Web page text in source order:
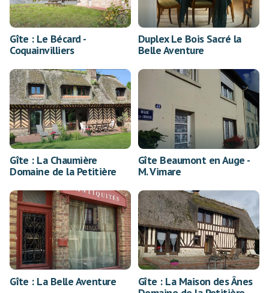
Gîte : Le Bécard -
Coquainvilliers
Duplex Le Bois Sacré la
Belle Aventure
Gîte : La Chaumière
Domaine de la Petitière
Gîte Beaumont en Auge -
M. Vimare
Gîte : La Belle Aventure
Gîte : La Maison des Ânes